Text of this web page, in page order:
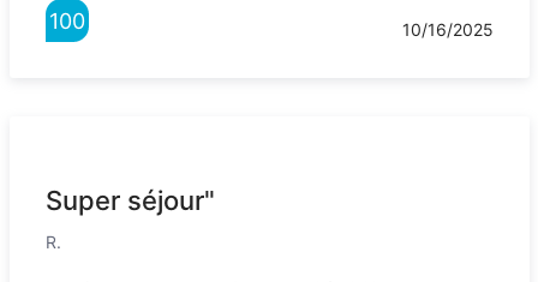
100 10/16/2025
Super séjour"
R.